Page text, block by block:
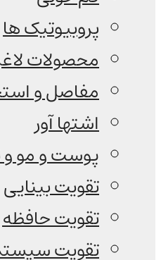
پروبیوتیک ها
محصولات
مفاصل و
اشتها آور
پوست و مو و
تقویت بینایی
تقویت حافظه
تقویت